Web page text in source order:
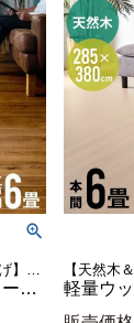
【硬くて丈夫な化粧板仕上げ】江戸間6畳用ウッドカーペット
ヴィンテージウッドカーペット PJ-40 江戸間6畳用 約260×350cm 1梱包 [cpt-pj-45-e60]